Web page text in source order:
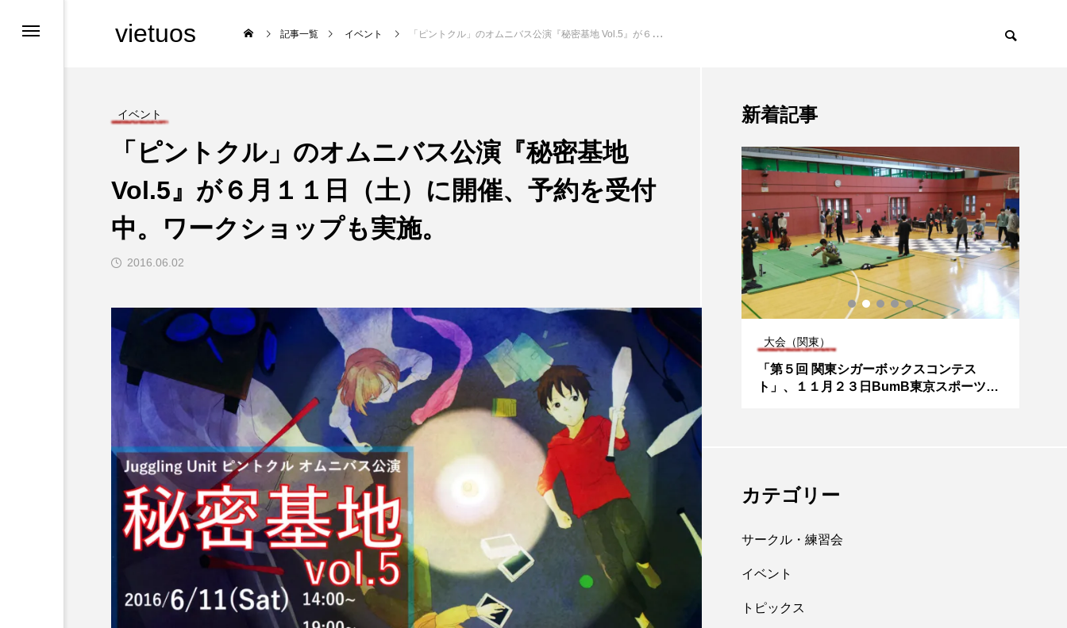
舞台
「Dice ~the juggling s
how~」、第２回公演
のダイジェスト映像を
公開。東北の数少ない
ジャグリングの舞台。
nozaki
2022.06.16
発表会
「JJF 2020」、開催形
式を変更。国内各地で
オンラインとオフライ
ンの合同開催へ。
hiro
nozaki
2020.08.18
イベント
「ディアボロサマーフ
ェスティバル ２０２
２」、８月２６日開
催。
2022.06.21
トピックス
ジャグリング新人戦、
運営メンバーを募集
 
地域と道具から探す
vietuos 記事一覧 イベント 「ピントクル」のオムニバス公演『秘密基地 Vol.5』が６月１１日（土）に開催、予約を受付中。ワークショップも実施。
イベント
「ピントクル」のオムニバス公演『秘密基地
Vol.5』が６月１１日（土）に開催、予約を受付
中。ワークショップも実施。
2016.06.02
新着記事
福岡のイベント
「WJD 2022」終了。各地の様子とフォト
コンテスト結果。
大会（関東）
「ディアボロサマーフェスティバル ２０２
２」、８月２６日開催。
大会（関東）
「第５回 関東シガーボックスコンテス
ト」、１１月２３日BumB東京スポーツ文
カテゴリー
サークル・練習会
イベント
トピックス